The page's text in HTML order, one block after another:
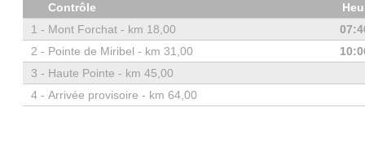
Contrôle
1 - Mont Forchat - km 18,00
2 - Pointe de Miribel - km 31,00
3 - Haute Pointe - km 45,00
4 - Arrivée provisoire - km 64,00